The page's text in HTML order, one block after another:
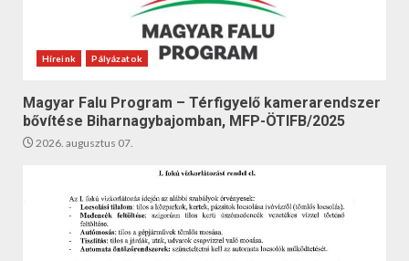
Híreink Pályázatok
Magyar Falu Program – Térfigyelő kamerarendszer
bővítése Biharnagybajomban, MFP-ÖTIFB/2025
2026. augusztus 07.